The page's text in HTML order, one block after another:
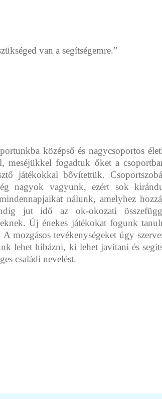
van a segítségemre.”
középső és nagycsoportos
meséjükkel fogadtuk őket a
játékokkal bővítettük.
nagyok vagyunk, ezért sok
nálunk, amelyhez
jut idő az ok-okozati
Új énekes játékokat fogunk
mozgásos tevékenységeket úgy
lehet hibázni, ki lehet javítani és
családi nevelést.